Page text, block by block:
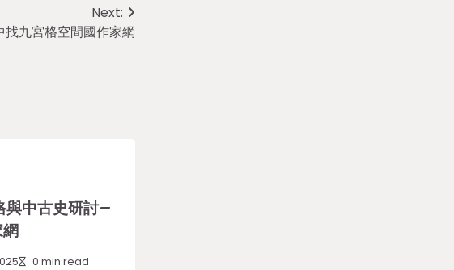
Next:
找九宮格空間國作家網
與中古史研討–
0 min read